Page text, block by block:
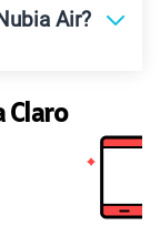
Air?
Claro